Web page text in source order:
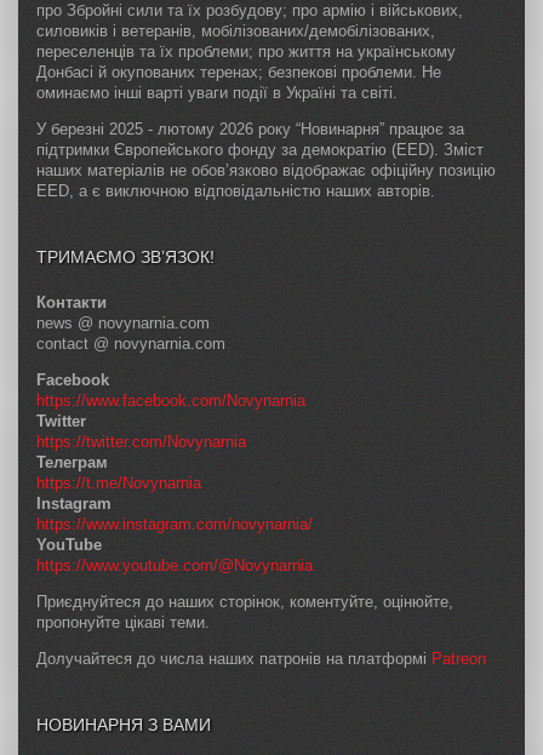
про Збройні сили та їх розбудову; про армію і військових,
силовиків і ветеранів, мобілізованих/демобілізованих,
переселенців та їх проблеми; про життя на українському
Донбасі й окупованих теренах; безпекові проблеми. Не
оминаємо інші варті уваги події в Україні та світі.
У березні 2025 - лютому 2026 року “Новинарня” працює за
підтримки Європейського фонду за демократію (EED). Зміст
наших матеріалів не обов’язково відображає офіційну позицію
EED, а є виключною відповідальністю наших авторів.
ТРИМАЄМО ЗВ’ЯЗОК!
Контакти
news @ novynarnia.com
contact @ novynarnia.com
Facebook
https://www.facebook.com/Novynarnia
Twitter
https://twitter.com/Novynarnia
Телеграм
https://t.me/Novynarnia
Instagram
https://www.instagram.com/novynarnia/
YouTube
https://www.youtube.com/@Novynarnia
Приєднуйтеся до наших сторінок, коментуйте, оцінюйте,
пропонуйте цікаві теми.
Долучайтеся до числа наших патронів на платформі Patreon
НОВИНАРНЯ З ВАМИ